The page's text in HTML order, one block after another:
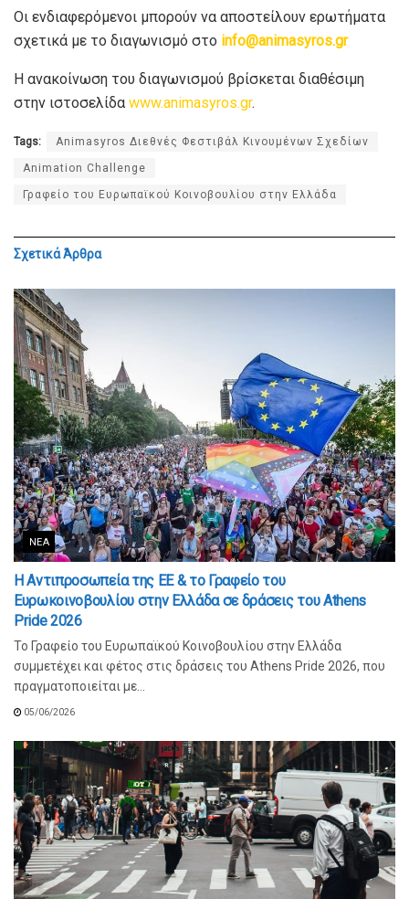
Οι ενδιαφερόμενοι μπορούν να αποστείλουν ερωτήματα
σχετικά με το διαγωνισμό στο info@animasyros.gr
Η ανακοίνωση του διαγωνισμού βρίσκεται διαθέσιμη
στην ιστοσελίδα www.animasyros.gr.
Tags: Animasyros Διεθνές Φεστιβάλ Κινουμένων Σχεδίων
Animation Challenge
Γραφείο του Ευρωπαϊκού Κοινοβουλίου στην Ελλάδα
ΣχετικάΆρθρα
ΝΈΑ
Η Αντιπροσωπεία της ΕΕ & το Γραφείο του
Ευρωκοινοβουλίου στην Ελλάδα σε δράσεις του Athens
Pride 2026
Το Γραφείο του Ευρωπαϊκού Κοινοβουλίου στην Ελλάδα
συμμετέχει και φέτος στις δράσεις του Athens Pride 2026, που
πραγματοποιείται με...
05/06/2026